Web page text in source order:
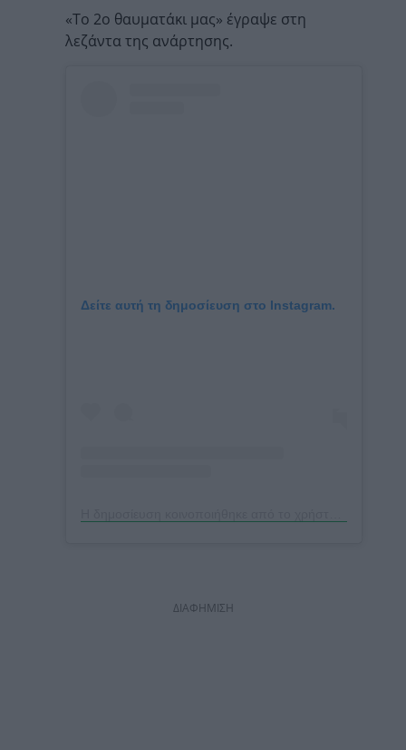
«Το 2ο θαυματάκι μας» έγραψε στη
λεζάντα της ανάρτησης.
Δείτε αυτή τη δημοσίευση στο Instagram.
ΔΙΑΦΗΜΙΣΗ